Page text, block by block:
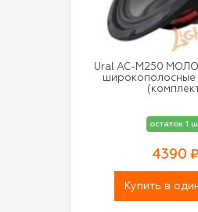
Ural АС-М250
широкополосные
остаток 1
4390 ₽
Купить в